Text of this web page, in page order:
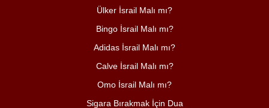
Ülker İsrail Malı mı?
Bingo İsrail Malı mı?
Adidas İsrail Malı mı?
Calve İsrail Malı mı?
Omo İsrail Malı mı?
Sigara Bırakmak İçin Dua